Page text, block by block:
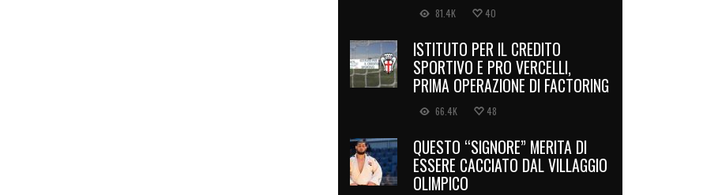
81.4K 40
ISTITUTO PER IL CREDITO
SPORTIVO E PRO VERCELLI,
PRIMA OPERAZIONE DI FACTORING
66.4K 48
QUESTO “SIGNORE” MERITA DI
ESSERE CACCIATO DAL VILLAGGIO
OLIMPICO